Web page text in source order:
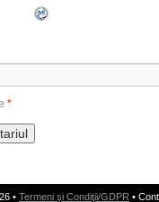
*
• Termeni şi Condiţii/GDPR •